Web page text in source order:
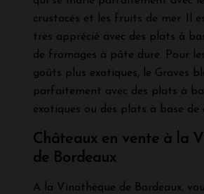
crustacés et les fruits de mer. Il
très apprécié avec des plats à
de fromages à pâte dure. Pour
goûts plus exotiques, le Graves
parfaitement avec des plats à
exotiques ou des plats à base de
Châteaux en vente à la
de Bordeaux
A la Vinothèque de Bordeaux,